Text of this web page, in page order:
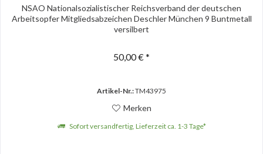
NSAO Nationalsozialistischer Reichsverband der deutschen
Arbeitsopfer Mitgliedsabzeichen Deschler München 9 Buntmetall
versilbert
50,00 € *
Artikel-Nr.:TM43975
Merken
Sofort versandfertig, Lieferzeit ca. 1-3 Tage*